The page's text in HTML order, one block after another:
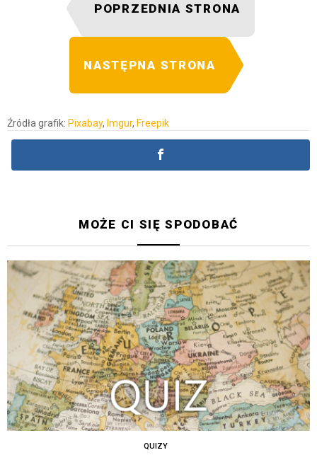
POPRZEDNIA STRONA
NASTĘPNA STRONA
Źródła grafik: Pixabay, Imgur, Freepik
MOŻE CI SIĘ SPODOBAĆ
QUIZY